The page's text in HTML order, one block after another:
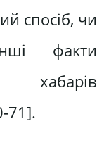
спосіб, чи
факти
71].